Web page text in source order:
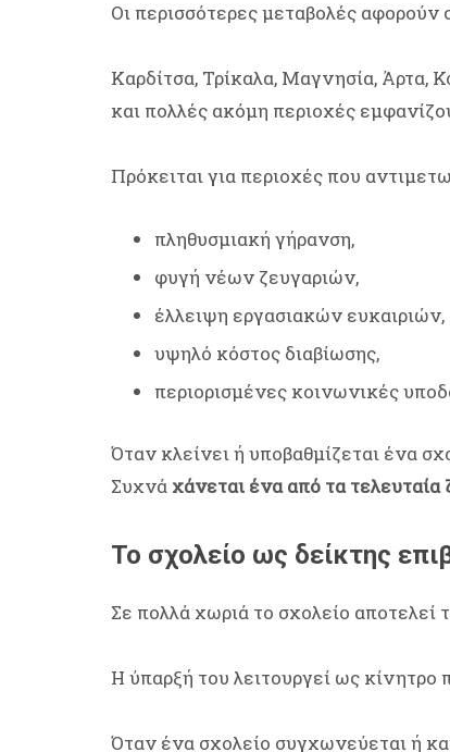
Οι περισσότερες μεταβολές αφορούν
Καρδίτσα, Τρίκαλα, Μαγνησία, Άρτα,
και πολλές ακόμη περιοχές
Πρόκειται για περιοχές που
πληθυσμιακή γήρανση,
φυγή νέων ζευγαριών,
έλλειψη εργασιακών ευκαιριών,
υψηλό κόστος διαβίωσης,
περιορισμένες κοινωνικές
Όταν κλείνει ή υποβαθμίζεται ένα
Συχνά χάνεται ένα από τα
Το σχολείο ως δείκτης
Σε πολλά χωριά το σχολείο
Η ύπαρξή του λειτουργεί ως
Όταν ένα σχολείο συγχωνεύεται ή